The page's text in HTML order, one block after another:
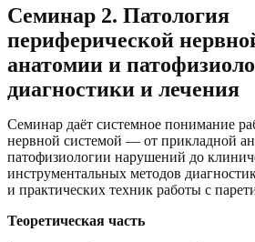
Семинар 2. Патология
периферической
анатомии и
диагностики и лечения
Семинар даёт системное понимание
нервной системой — от прикладной
патофизиологии нарушений до
инструментальных методов
и практических техник работы с
Теоретическая часть